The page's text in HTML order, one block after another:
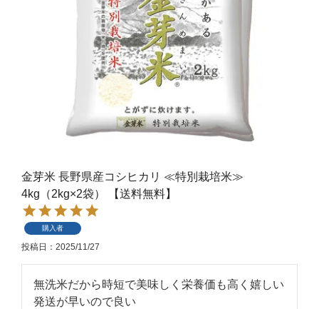
金芽米 長野県産コシヒカリ ≪特別栽培米≫
4kg（2kg×2袋） 【送料無料】
購入者
投稿日 2025/11/27
無洗米だから時短で美味しく栄養価も高く嬉しい
発送が早いので良い